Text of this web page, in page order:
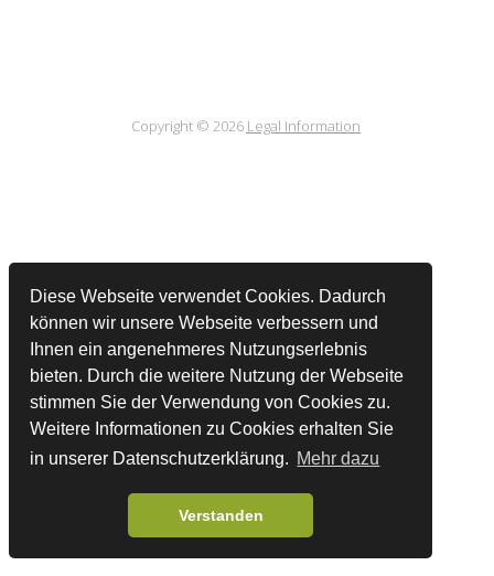
Diese Webseite verwendet Cookies. Dadurch
können wir unsere Webseite verbessern und
Ihnen ein angenehmeres Nutzungserlebnis
bieten. Durch die weitere Nutzung der Webseite
stimmen Sie der Verwendung von Cookies zu.
Weitere Informationen zu Cookies erhalten Sie
in unserer Datenschutzerklärung. Mehr dazu
Verstanden
Copyright © 2026 Legal Information